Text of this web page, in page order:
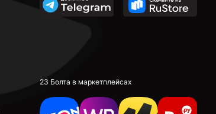
23 Болта в маркетплейсах